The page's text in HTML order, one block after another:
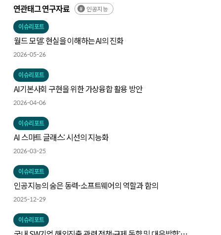
연관태그 연구자료 인공지능
이슈리포트
월드 모델: 현실을 이해하는 AI의 진화
2026-05-26
이슈리포트
AI기본사회 구현을 위한 가상융합 활용 방안
2026-04-06
이슈리포트
AI 스마트 글래스: 시선의 지능화
2026-03-25
이슈리포트
인공지능의 숨은 동력-소프트웨어의 역할과 함의
2025-12-29
이슈리포트